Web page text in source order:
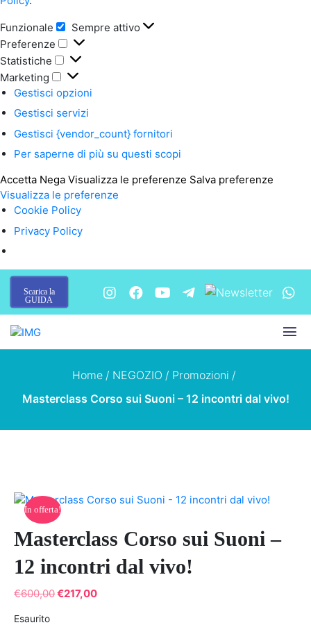
Funzionale Funzionale
Sempre attivo
Preferenze
Preferenze
Statistiche
Statistiche
Marketing
Marketing
Gestisci opzioni
Gestisci servizi
Gestisci {vendor_count} fornitori
Per saperne di più su questi scopi
Accetta Nega Visualizza le preferenze Salva preferenze
Visualizza le preferenze
Cookie Policy
Privacy Policy
Scarica la
GUIDA
Home / NEGOZIO / Promozioni /
Masterclass Corso sui Suoni – 12 incontri dal vivo!
In offerta!
Masterclass Corso sui Suoni –
12 incontri dal vivo!
€600,00I€217,00I
Esaurito